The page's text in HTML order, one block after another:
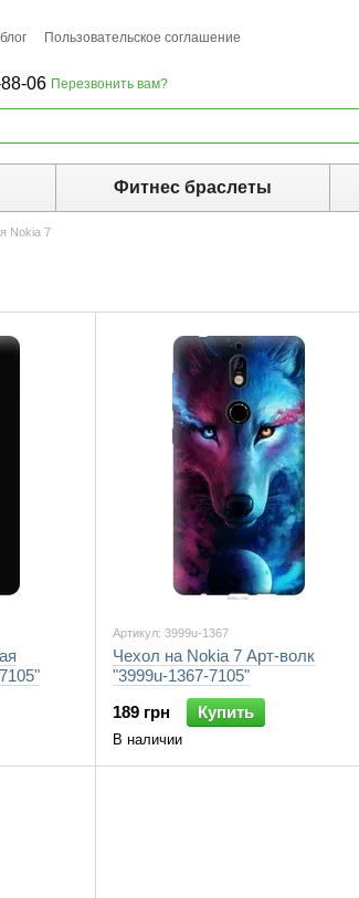
Пользовательское соглашение
06 Перезвонить вам?
Фитнес браслеты
Nokia 7
Артикул: 3999u-1367
Чехол на Nokia 7 Арт-волк
"3999u-1367-7105"
189 грн
Купить
В наличии